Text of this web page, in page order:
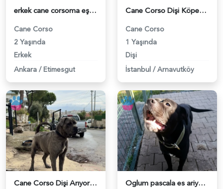
erkek cane corsoma eş arıyorum - 118983009
Cane Corso
2 Yaşında
Erkek
Ankara / Etimesgut
Cane Corso Dişi Köpeğime Eş Arıyorum - 118982674
Cane Corso
1 Yaşında
Dişi
İstanbul / Arnavutköy
Cane Corso Dişi Arıyoruz - 118982573 Oglum pascala es ariyorum - 118982424